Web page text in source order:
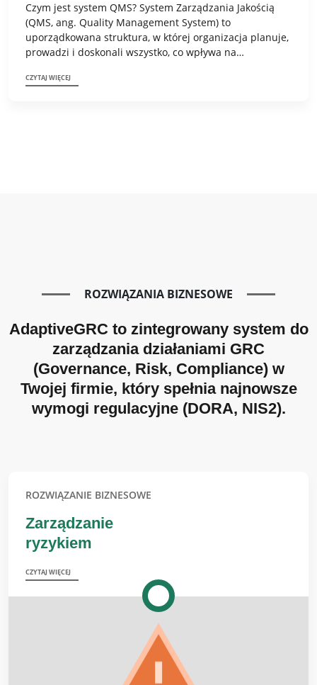
Czym jest system QMS? System Zarządzania Jakością
(QMS, ang. Quality Management System) to
uporządkowana struktura, w której organizacja planuje,
prowadzi i doskonali wszystko, co wpływa na…
CZYTAJ WIĘCEJ
ROZWIĄZANIA BIZNESOWE
AdaptiveGRC to zintegrowany system do
zarządzania działaniami GRC
(Governance, Risk, Compliance) w
Twojej firmie, który spełnia najnowsze
wymogi regulacyjne (DORA, NIS2).
ROZWIĄZANIE BIZNESOWE
Zarządzanie
ryzykiem
CZYTAJ WIĘCEJ